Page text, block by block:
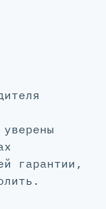
гарантии,